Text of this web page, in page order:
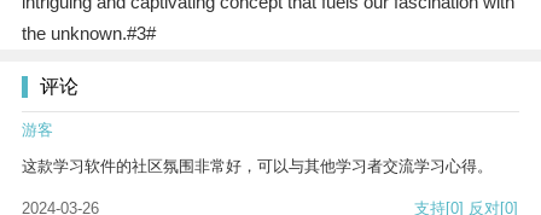
the unknown.#3#
评论
游客
这款学习软件的社区氛围非常好，可以与其他学习者交流学习心得。
2024-03-26 支持[0] 反对[0]